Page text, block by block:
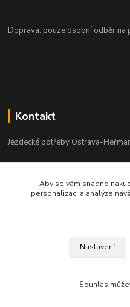
Doprava: pouze osobní odběr na
Kontakt
Jezdecké potřeby Ostrava-
Po-Pá 9:30 - 17:30
Aby se vám snadno
personalizaci a analýze
Nastavení
Souhlas